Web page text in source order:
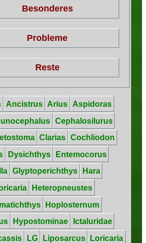
Besonderes
Probleme
Reste
Ancistrus Arius
Aspidoras
Cephalosilurus
Clarias Cochliodon
Dysichthys
Entemocorus
Glyptoperichthys
Hara
Heteropneustes
Hoplosternum
Hypostominae
Ictaluridae
LG Liposarcus
Loricaria